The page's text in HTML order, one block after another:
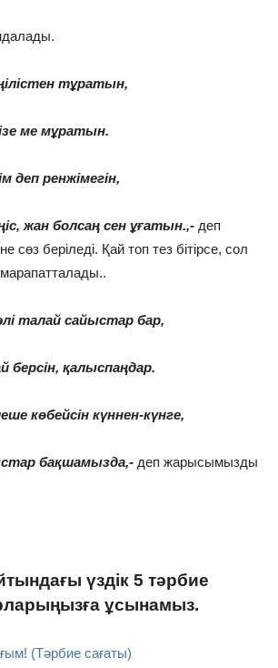
тұратын,
ме мұратын.
деп ренжімегін,
жан болсаң сен ұғатын.,- деп
сөз беріледі. Қай топ тез бітірсе, сол
талай сайыстар бар,
берсін, қалыспаңдар.
көбейсін күннен-күнге,
бақшамызда,- деп жарысымызды
үздік 5 тәрбие
ұсынамыз.
(Тәрбие сағаты)